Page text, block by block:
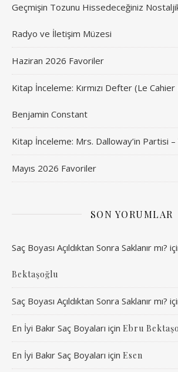
Geçmişin Tozunu Hissedeceğiniz
Radyo ve İletişim Müzesi
Haziran 2026 Favoriler
Kitap İnceleme: Kırmızı Defter (Le
Benjamin Constant
Kitap İnceleme: Mrs. Dalloway’in Partisi
Mayıs 2026 Favoriler
SON YORUMLAR
Saç Boyası Açıldıktan Sonra Saklanır mı?
Bektaşoğlu
Saç Boyası Açıldıktan Sonra Saklanır mı?
En İyi Bakır Saç Boyaları için Ebru
En İyi Bakır Saç Boyaları için Esen